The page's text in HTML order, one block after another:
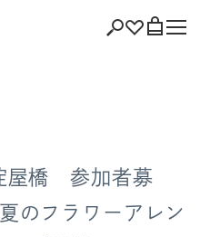
見る
屋橋 参加者募
のフラワーアレン